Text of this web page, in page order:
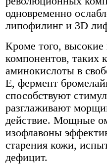
одновременно
липофилинг и 3D
Кроме того,
компонентов, таких
аминокислоты в
E, фермент
способствуют
разглаживают
действие. Мощные
изофлавоны
старения кожи,
дефицит.